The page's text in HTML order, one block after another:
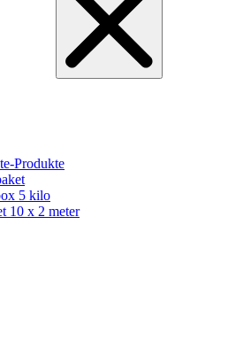
Produkte
5 kilo
10 x 2 meter